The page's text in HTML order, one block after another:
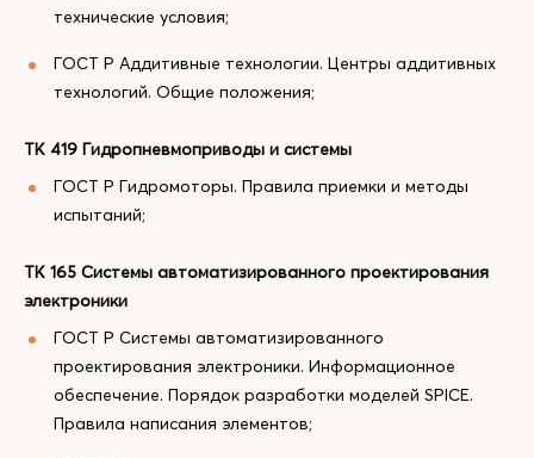
технические условия;
ГОСТ Р Аддитивные технологии. Центры аддитивных
технологий. Общие положения;
ТК 419 Гидропневмоприводы и системы
ГОСТ Р Гидромоторы. Правила приемки и методы
испытаний;
ТК 165 Системы автоматизированного проектирования
электроники
ГОСТ Р Системы автоматизированного
проектирования электроники. Информационное
обеспечение. Порядок разработки моделей SPICE.
Правила написания элементов;